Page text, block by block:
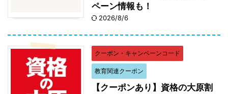
ペーン情報も！
2026/8/6
クーポン・キャンペーンコード
教育関連クーポン
【クーポンあり】資格の大原割